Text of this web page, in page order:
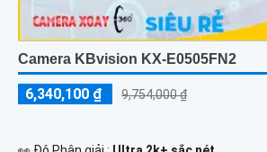
Camera KBvision KX-E0505FN2
6,340,100 ₫ 9,754,000 ₫